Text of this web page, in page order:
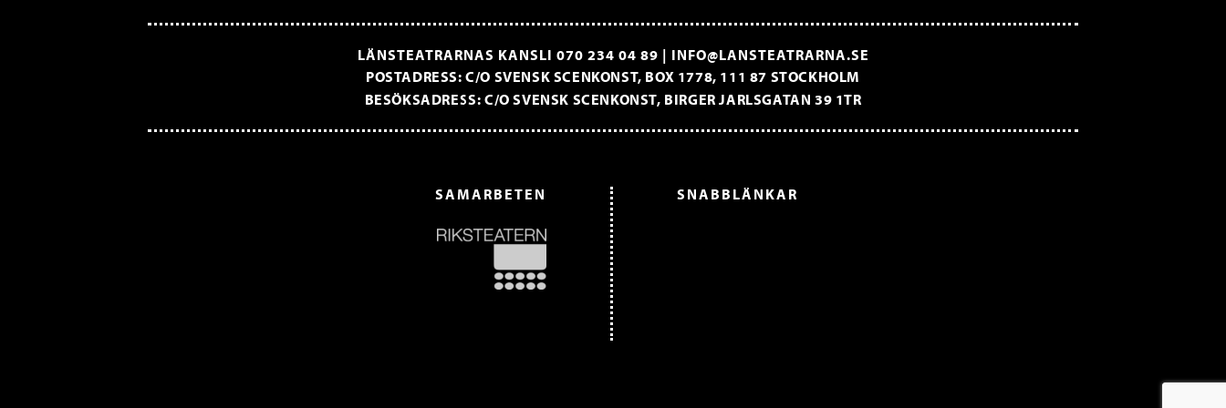
LÄNSTEATRARNAS KANSLI 070 234 04 89 | INFO@LANSTEATRARNA.SE
POSTADRESS: C/O SVENSK SCENKONST, BOX 1778, 111 87 STOCKHOLM
BESÖKSADRESS: C/O SVENSK SCENKONST, BIRGER JARLSGATAN 39 1TR
SAMARBETEN SNABBLÄNKAR